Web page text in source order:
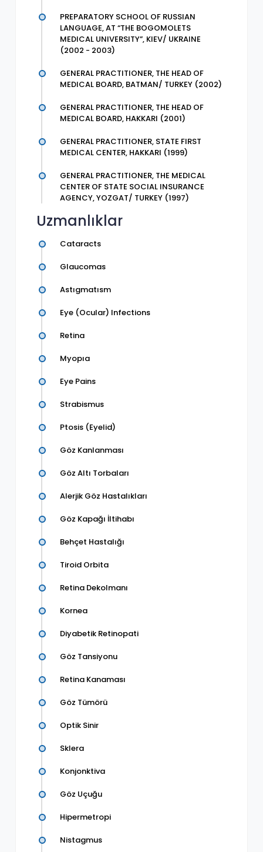
PREPARATORY SCHOOL OF RUSSIAN
LANGUAGE, AT “THE BOGOMOLETS
MEDICAL UNIVERSITY”, KIEV/ UKRAINE
(2002 - 2003)
GENERAL PRACTITIONER, THE HEAD OF
MEDICAL BOARD, BATMAN/ TURKEY (2002)
GENERAL PRACTITIONER, THE HEAD OF
MEDICAL BOARD, HAKKARI (2001)
GENERAL PRACTITIONER, STATE FIRST
MEDICAL CENTER, HAKKARI (1999)
GENERAL PRACTITIONER, THE MEDICAL
CENTER OF STATE SOCIAL INSURANCE
AGENCY, YOZGAT/ TURKEY (1997)
Uzmanlıklar
Cataracts
Glaucomas
Astıgmatısm
Eye (Ocular) Infections
Retina
Myopıa
Eye Pains
Strabismus
Ptosis (Eyelid)
Göz Kanlanması
Göz Altı Torbaları
Alerjik Göz Hastalıkları
Göz Kapağı İltihabı
Behçet Hastalığı
Tiroid Orbita
Retina Dekolmanı
Kornea
Diyabetik Retinopati
Göz Tansiyonu
Retina Kanaması
Göz Tümörü
Optik Sinir
Sklera
Konjonktiva
Göz Uçuğu
Hipermetropi
Nistagmus